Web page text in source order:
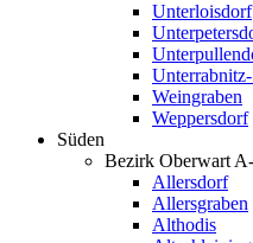
Unterloisdorf
Weingraben
Weppersdorf
Süden
Bezirk Oberwart
Allersdorf
Allersgraben
Althodis